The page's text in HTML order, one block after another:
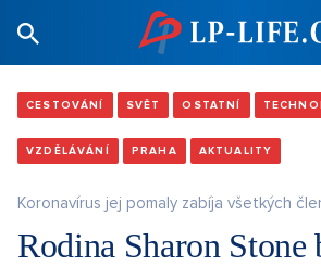
CESTOVÁNÍ SVĚT OSTATNÍ
VZDĚLÁVÁNÍ PRAHA AKTUALITY
Koronavírus jej pomaly zabíja všetkých
Rodina Sharon Stone